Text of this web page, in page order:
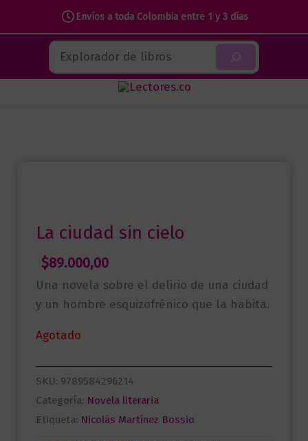
Envíos a toda Colombia entre 1 y 3 días
contenido
Buscar
La ciudad sin cielo
$89.000,00
Una novela sobre el delirio de una ciudad
y un hombre esquizofrénico que la habita.
Agotado
SKU: 9789584296214
Categoría: Novela literaria
Etiqueta: Nicolás Martínez Bossio